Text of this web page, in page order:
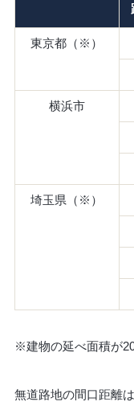
東京都（※）
横浜市
埼玉県（※）
※建物の延べ面積が
無道路地の間口距離